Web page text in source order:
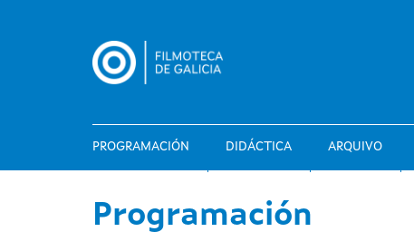
PROGRAMACIÓN DIDÁCTICA ARQUIVO
Programación